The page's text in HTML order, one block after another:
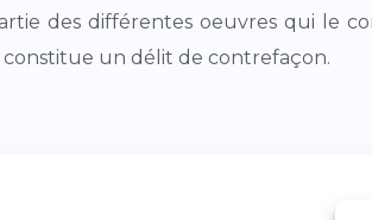
des différentes oeuvres qui le
un délit de contrefaçon.